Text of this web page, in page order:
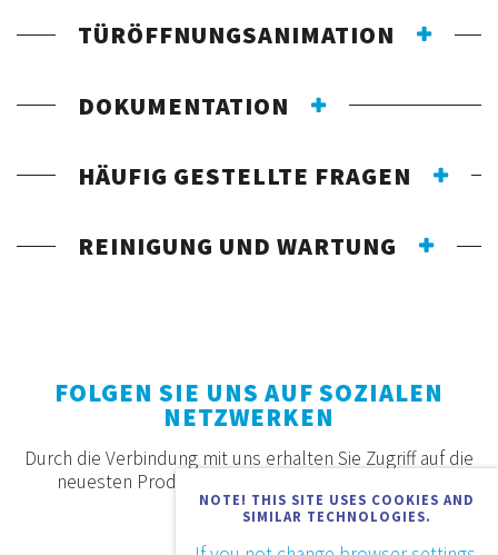
TÜRÖFFNUNGSANIMATION
DOKUMENTATION
HÄUFIG GESTELLTE FRAGEN
REINIGUNG UND WARTUNG
NOTE! THIS SITE USES COOKIES AND
SIMILAR TECHNOLOGIES.
FOLGEN SIE UNS AUF SOZIALEN
NETZWERKEN
Durch die Verbindung mit uns erhalten Sie Zugriff auf die
neuesten Produkte, Angebote und Neuigkeiten.